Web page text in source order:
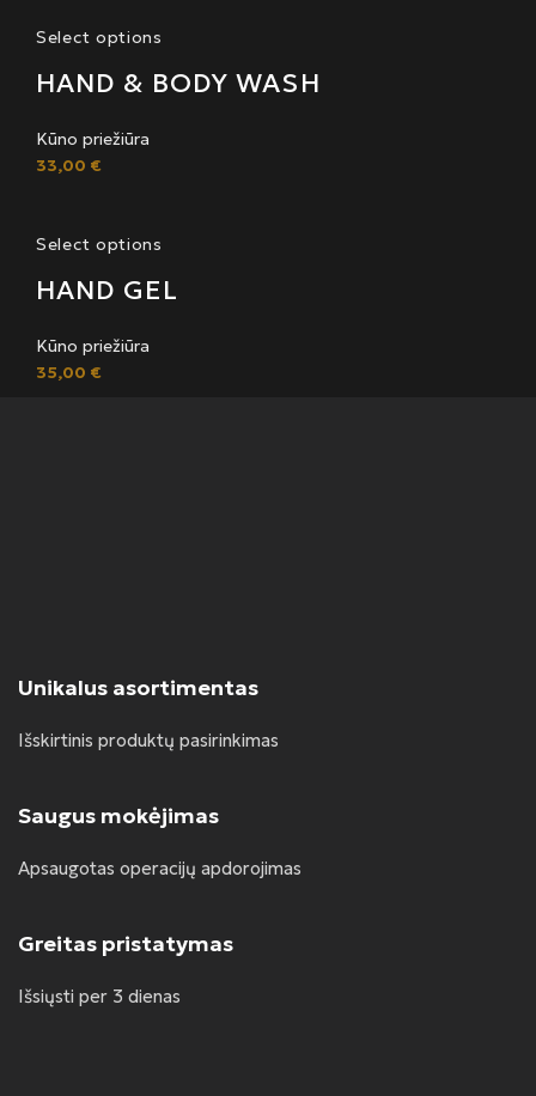
Select options
HAND & BODY WASH
Kūno priežiūra
33,00 €
Select options
HAND GEL
Kūno priežiūra
35,00 €
Unikalus asortimentas
Išskirtinis produktų pasirinkimas
Saugus mokėjimas
Apsaugotas operacijų apdorojimas
Greitas pristatymas
Išsiųsti per 3 dienas